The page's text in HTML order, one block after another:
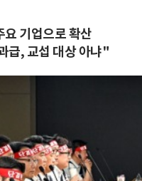
요 기업으로 확산
급, 교섭 대상 아냐"